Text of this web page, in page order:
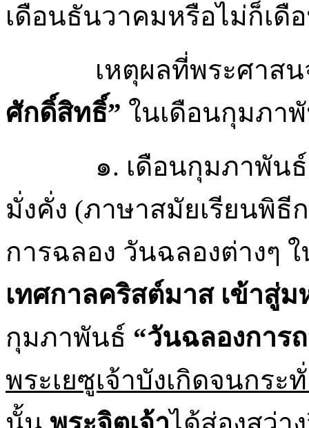
เดือนธันวาคมหรือไม่ก็เดื
เหตุผลที่พระศาส
ศักดิ์สิทธิ์” ในเดือนกุมภา
๑. เดือนกุมภาพัน
มั่งคั่ง (ภาษาสมัยเรียนพิธี
การฉลอง วันฉลองต่างๆ
เทศกาลคริสต์มาส เข้าสู่
กุมภาพันธ์ “วันฉลองการ
พระเยซูเจ้าบังเกิดจนกร